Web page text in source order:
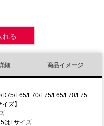
れる
細 商品イメージ
E65/E70/E75/F65/F70/F75
イズ】
はLサイズ